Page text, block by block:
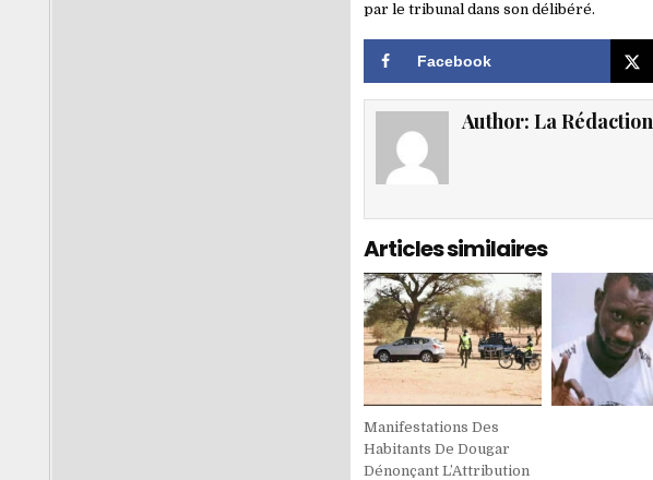
par le tribunal dans son délibéré.
Facebook
Author: La Rédaction
Articles similaires
Manifestations Des
Habitants De Dougar
Dénonçant L’Attribution